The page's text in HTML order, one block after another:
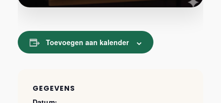
Toevoegen aan kalender
GEGEVENS